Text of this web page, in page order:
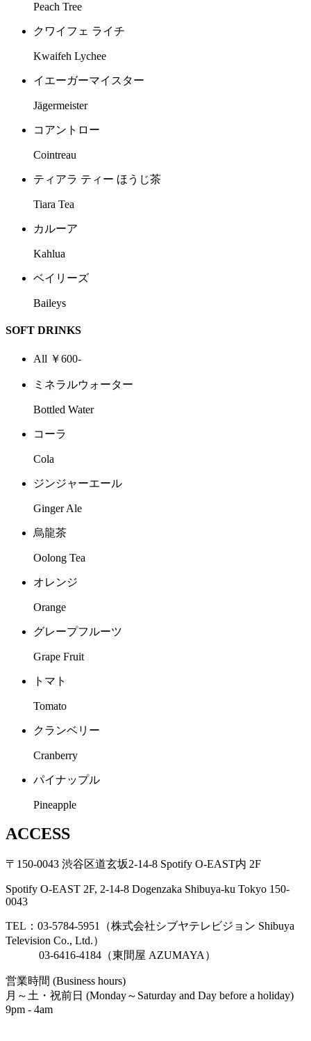
Peach Tree
クワイフェ ライチ
Kwaifeh Lychee
イエーガーマイスター
Jägermeister
コアントロー
Cointreau
ティアラ ティー ほうじ茶
Tiara Tea
カルーア
Kahlua
ベイリーズ
Baileys
SOFT DRINKS
All ￥600-
ミネラルウォーター
Bottled Water
コーラ
Cola
ジンジャーエール
Ginger Ale
烏龍茶
Oolong Tea
オレンジ
Orange
グレープフルーツ
Grape Fruit
トマト
Tomato
クランベリー
Cranberry
パイナップル
Pineapple
ACCESS
〒150-0043 渋谷区道玄坂2-14-8 Spotify O-EAST内 2F
Spotify O-EAST 2F, 2-14-8 Dogenzaka Shibuya-ku Tokyo 150-
0043
TEL：03-5784-5951（株式会社シブヤテレビジョン Shibuya
Television Co., Ltd.）
03-6416-4184（東間屋 AZUMAYA）
営業時間 (Business hours)
月～土・祝前日 (Monday～Saturday and Day before a holiday)
9pm - 4am